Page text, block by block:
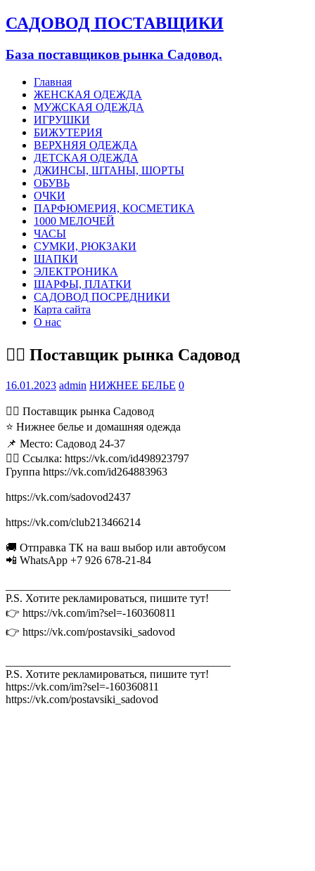
САДОВОД ПОСТАВЩИКИ
База поставщиков рынка Садовод.
Главная
ЖЕНСКАЯ ОДЕЖДА
МУЖСКАЯ ОДЕЖДА
ИГРУШКИ
БИЖУТЕРИЯ
ВЕРХНЯЯ ОДЕЖДА
ДЕТСКАЯ ОДЕЖДА
ДЖИНСЫ, ШТАНЫ, ШОРТЫ
ОБУВЬ
ОЧКИ
ПАРФЮМЕРИЯ, КОСМЕТИКА
1000 МЕЛОЧЕЙ
ЧАСЫ
СУМКИ, РЮКЗАКИ
ШАПКИ
ЭЛЕКТРОНИКА
ШАРФЫ, ПЛАТКИ
САДОВОД ПОСРЕДНИКИ
Карта сайта
О нас
💁‍♂ Поставщик рынка Садовод
16.01.2023 admin НИЖНЕЕ БЕЛЬЕ 0
💁‍♂ Поставщик рынка Садовод
⭐ Нижнее белье и домашняя одежда
📌 Место: Садовод 24-37
👉🏻 Ссылка: https://vk.com/id498923797
Группа https://vk.com/id264883963
https://vk.com/sadovod2437
https://vk.com/club213466214
🚚 Отправка ТК на ваш выбор или автобусом
📲 WhatsApp +7 926 678-21-84
P.S. Хотите рекламироваться, пишите тут!
👉 https://vk.com/im?sel=-160360811
👉 https://vk.com/postavsiki_sadovod
P.S. Хотите рекламироваться, пишите тут!
https://vk.com/im?sel=-160360811
https://vk.com/postavsiki_sadovod